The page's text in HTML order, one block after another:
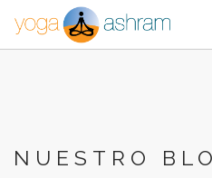
CONTACTA
NUESTRO